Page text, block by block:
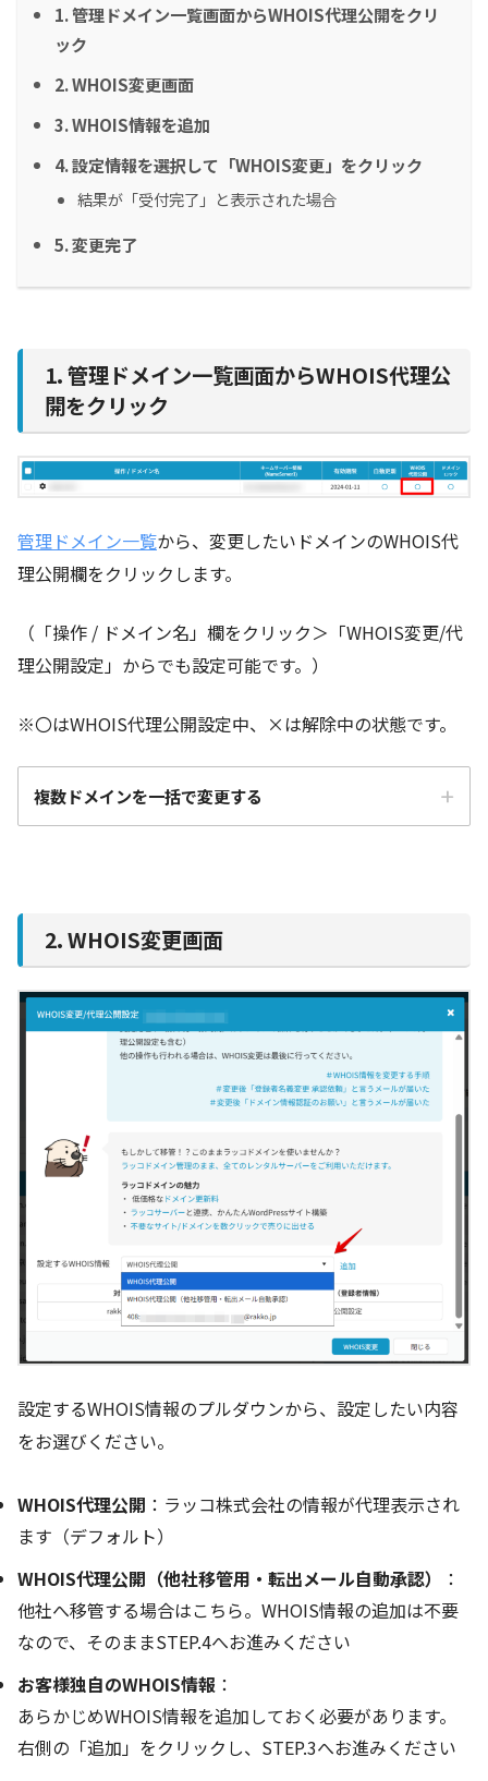
1. 管理ドメイン一覧画面からWHOIS代理公開をクリ
ック
2. WHOIS変更画面
3. WHOIS情報を追加
4. 設定情報を選択して「WHOIS変更」をクリック
結果が「受付完了」と表示された場合
5. 変更完了
1. 管理ドメイン一覧画面からWHOIS代理公
開をクリック
管理ドメイン一覧から、変更したいドメインのWHOIS代
理公開欄をクリックします。
（「操作 / ドメイン名」欄をクリック＞「WHOIS変更/代
理公開設定」からでも設定可能です。）
※〇はWHOIS代理公開設定中、×は解除中の状態です。
複数ドメインを一括で変更する
2. WHOIS変更画面
設定するWHOIS情報のプルダウンから、設定したい内容
をお選びください。
WHOIS代理公開 ：ラッコ株式会社の情報が代理表示され
ます（デフォルト）
WHOIS代理公開（他社移管用・転出メール自動承認）
：
他社へ移管する場合はこちら。WHOIS情報の追加は不要
なので、そのままSTEP.4へお進みください
お客様独自のWHOIS情報 ：
あらかじめWHOIS情報を追加しておく必要があります。
右側の「追加」をクリックし、STEP.3へお進みください